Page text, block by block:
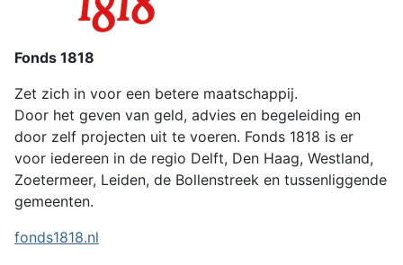
Fonds 1818
Zet zich in voor een betere maatschappij.
Door het geven van geld, advies en begeleiding en
door zelf projecten uit te voeren. Fonds 1818 is er
voor iedereen in de regio Delft, Den Haag, Westland,
Zoetermeer, Leiden, de Bollenstreek en tussenliggende
gemeenten.
fonds1818.nl